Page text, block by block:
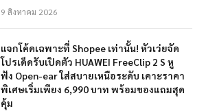
9 สิงหาคม 2026
แจกโค้ดเฉพาะที่ Shopee เท่านั้น! หัวเว่ยจัด
โปรเด็ดรับเปิดตัว HUAWEI FreeClip 2 S หู
ฟัง Open-ear ใส่สบายเหนือระดับ เคาะราคา
พิเศษเริ่มเพียง 6,990 บาท พร้อมของแถมสุด
คุ้ม